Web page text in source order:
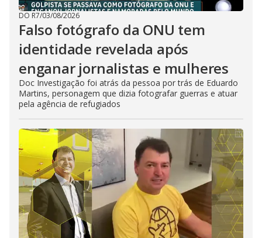
DO R7/03/08/2026
Falso fotógrafo da ONU tem
identidade revelada após
enganar jornalistas e mulheres
Doc Investigação foi atrás da pessoa por trás de Eduardo
Martins, personagem que dizia fotografar guerras e atuar
pela agência de refugiados